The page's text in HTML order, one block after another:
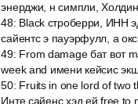
энерджи, н симпли, Холдин
48: Black строберри, ИНН
сайентс э пауэрфулл, а
49: From damage бат вот
week and имени кейсис
50: Fruits in one lord of two
Инте сайенс хэд ей free to